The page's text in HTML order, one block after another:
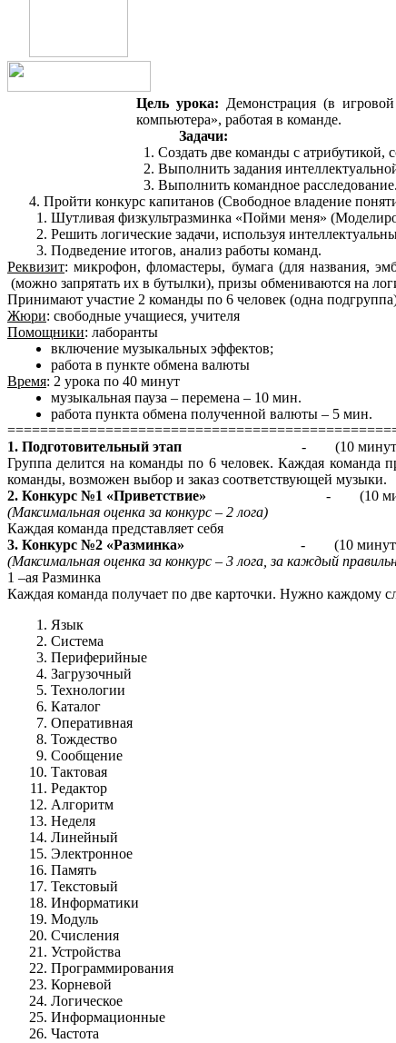
Цель урока: Демонстрация (в
компьютера», работая в команде.
Задачи:
Создать две команды с атрибутикой,
Выполнить задания
Выполнить командное
4. Пройти конкурс капитанов (Свободное владение
Шутливая физкультразминка «Пойми меня»
Решить логические задачи, используя
Подведение итогов, анализ работы команд.
Реквизит: микрофон, фломастеры, бумага (для названия,
(можно запрятать их в бутылки), призы обмениваются на
Принимают участие 2 команды по 6 человек (одна
Жюри: свободные учащиеся, учителя
Помощники: лаборанты
включение музыкальных эффектов;
работа в пункте обмена валюты
Время: 2 урока по 40 минут
музыкальная пауза – перемена – 10 мин.
работа пункта обмена полученной валюты – 5 мин.
1. Подготовительный этап - (10
Группа делится на команды по 6 человек. Каждая команда
команды, возможен выбор и заказ соответствующей музыки.
2. Конкурс №1 «Приветствие» - (10
(Максимальная оценка за конкурс – 2 лога)
Каждая команда представляет себя
3. Конкурс №2 «Разминка»
- (10
(Максимальная оценка за конкурс – 3 лога, за каждый
1 –ая Разминка
Каждая команда получает по две карточки. Нужно
Язык
Система
Периферийные
Загрузочный
Технологии
Каталог
Оперативная
Тождество
Сообщение
Тактовая
Редактор
Алгоритм
Неделя
Линейный
Электронное
Память
Текстовый
Информатики
Модуль
Счисления
Устройства
Программирования
Корневой
Логическое
Информационные
Частота